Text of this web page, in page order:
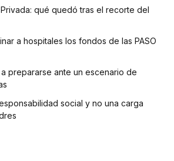
qué quedó tras el recorte del
a hospitales los fondos de las PASO
a prepararse ante un escenario de
social y no una carga